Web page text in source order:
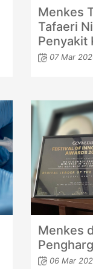
Menkes
Tafaeri
Penyakit
07 Mar
Menkes
06 Mar